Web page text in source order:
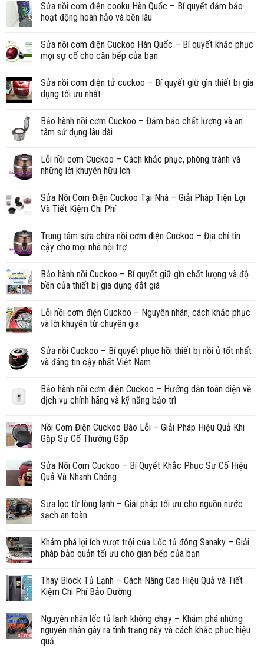
Sửa nồi cơm điện cooku Hàn Quốc – Bí quyết đảm bảo
hoạt động hoàn hảo và bền lâu
Sửa nồi cơm điện Cuckoo Hàn Quốc – Bí quyết khắc phục
mọi sự cố cho căn bếp của bạn
Sửa nồi cơm điện tử cuckoo – Bí quyết giữ gìn thiết bị gia
dụng tối ưu nhất
Bảo hành nồi cơm Cuckoo – Đảm bảo chất lượng và an
tâm sử dụng lâu dài
Lỗi nồi cơm Cuckoo – Cách khắc phục, phòng tránh và
những lời khuyên hữu ích
Sửa Nồi Cơm Điện Cuckoo Tại Nhà – Giải Pháp Tiện Lợi
Và Tiết Kiệm Chi Phí
Trung tâm sửa chữa nồi cơm điện Cuckoo – Địa chỉ tin
cậy cho mọi nhà nội trợ
Bảo hành nồi Cuckoo – Bí quyết giữ gìn chất lượng và độ
bền của thiết bị gia dụng đắt giá
Lỗi nồi cơm điện Cuckoo – Nguyên nhân, cách khắc phục
và lời khuyên từ chuyên gia
Sửa nồi Cuckoo – Bí quyết phục hồi thiết bị nồi ủ tốt nhất
và đáng tin cậy nhất Việt Nam
Bảo hành nồi cơm điện Cuckoo – Hướng dẫn toàn diện về
dịch vụ chính hãng và kỹ năng bảo trì
Nồi Cơm Điện Cuckoo Báo Lỗi – Giải Pháp Hiệu Quả Khi
Gặp Sự Cố Thường Gặp
Sửa Nồi Cơm Cuckoo – Bí Quyết Khắc Phục Sự Cố Hiệu
Quả Và Nhanh Chóng
Sựa lọc từ lòng lạnh – Giải pháp tối ưu cho nguồn nước
sạch an toàn
Khám phá lợi ích vượt trội của Lốc tủ đông Sanaky – Giải
pháp bảo quản tối ưu cho gian bếp của bạn
Thay Block Tủ Lạnh – Cách Nâng Cao Hiệu Quả và Tiết
Kiệm Chi Phí Bảo Dưỡng
Nguyên nhân lốc tủ lạnh không chạy – Khám phá những
nguyên nhân gây ra tình trạng này và cách khắc phục hiệu
quả